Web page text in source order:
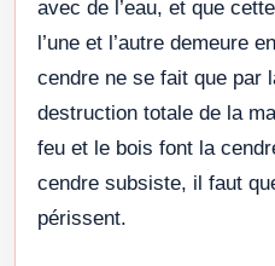
avec de l’eau, et que
l’une et l’autre demeure
cendre ne se fait que par
destruction totale de la
feu et le bois font la
cendre subsiste, il faut
périssent.